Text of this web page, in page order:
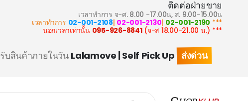
ติดต่อฝ่ายขาย
เวลาทำการ จ-ศ. 8.00 -17.00น, ส. 9.00-15.00น
*** เวลาทำการ
02-001-2108| 02-001-2130| 02-001-2190
*** นอกเวลาเท่านั้น
095-926-8841(จ-ส 18.00-21.00 น.)
ส่งด่วน
รับสินค้าภายในวัน Lalamove | Self Pick Up